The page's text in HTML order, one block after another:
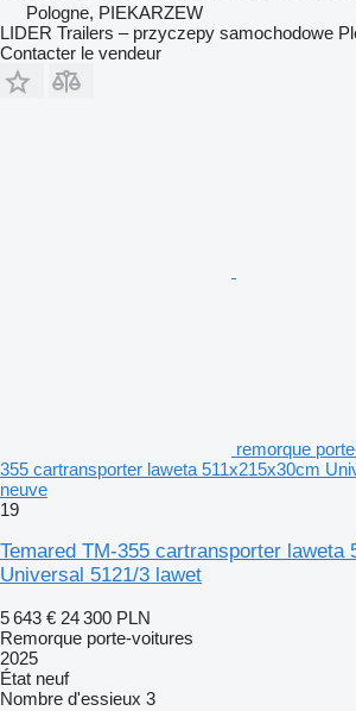
Pologne, PIEKARZEW
LIDER Trailers – przyczepy samochodowe
Contacter le vendeur
remorque
355 cartransporter laweta 511x215x30cm
neuve
19
Temared TM-355 cartransporter laweta
Universal 5121/3 lawet
5 643 € 24 300 PLN
Remorque porte-voitures
2025
État neuf
Nombre d'essieux 3